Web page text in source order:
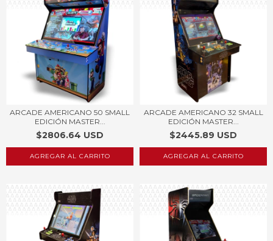
ARCADE AMERICANO 50 SMALL
EDICIÓN MASTER...
$2806.64 USD
AGREGAR AL CARRITO
ARCADE AMERICANO 32 SMALL
EDICIÓN MASTER...
$2445.89 USD
AGREGAR AL CARRITO